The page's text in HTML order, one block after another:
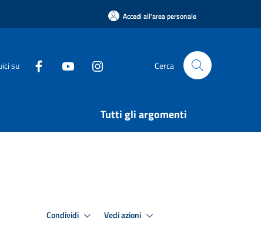
Accedi all'area personale
su Cerca
Tutti gli argomenti
Condividi Vedi azioni